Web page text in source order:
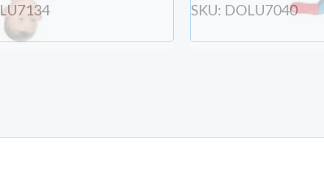
entrées au dessus (ou connecté s'il existe déjà).
SKU: DOLU7040